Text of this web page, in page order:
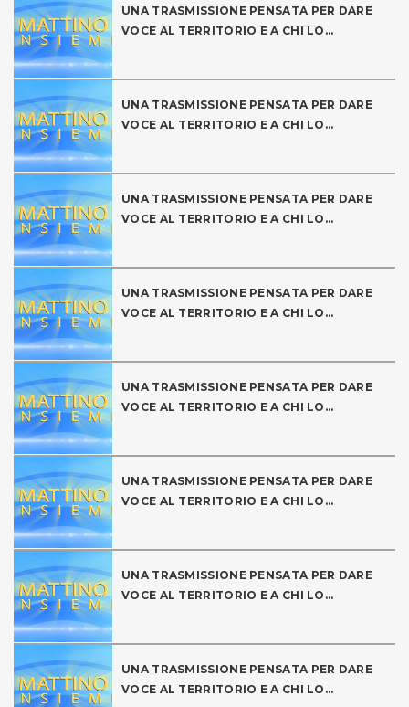
UNA TRASMISSIONE PENSATA PER DARE
VOCE AL TERRITORIO E A CHI LO...
UNA TRASMISSIONE PENSATA PER DARE
VOCE AL TERRITORIO E A CHI LO...
UNA TRASMISSIONE PENSATA PER DARE
VOCE AL TERRITORIO E A CHI LO...
UNA TRASMISSIONE PENSATA PER DARE
VOCE AL TERRITORIO E A CHI LO...
UNA TRASMISSIONE PENSATA PER DARE
VOCE AL TERRITORIO E A CHI LO...
UNA TRASMISSIONE PENSATA PER DARE
VOCE AL TERRITORIO E A CHI LO...
UNA TRASMISSIONE PENSATA PER DARE
VOCE AL TERRITORIO E A CHI LO...
UNA TRASMISSIONE PENSATA PER DARE
VOCE AL TERRITORIO E A CHI LO...